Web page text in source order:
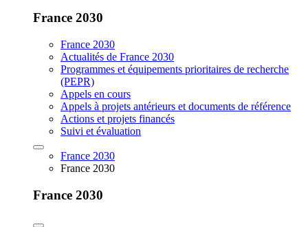
France 2030
France 2030
Actualités de France 2030
Programmes et équipements prioritaires de recherche
(PEPR)
Appels en cours
Appels à projets antérieurs et documents de référence
Actions et projets financés
Suivi et évaluation
France 2030
France 2030
France 2030